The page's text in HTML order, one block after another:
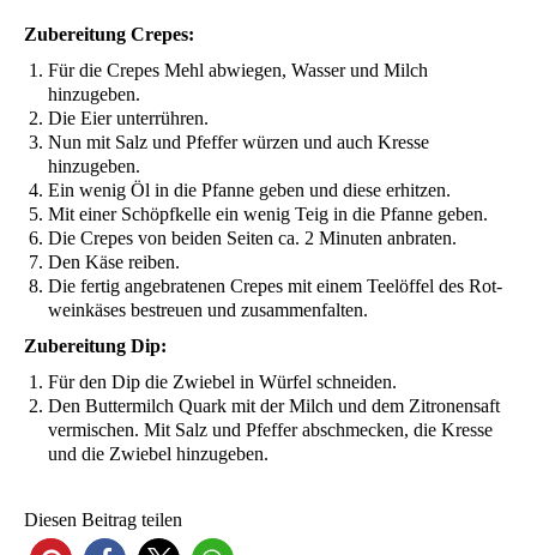
Zube­rei­tung Crepes:
Für die Cre­pes Mehl abwie­gen, Was­ser und Milch
hinzugeben.
Die Eier unterrühren.
Nun mit Salz und Pfef­fer wür­zen und auch Kres­se
hinzugeben.
Ein wenig Öl in die Pfan­ne geben und die­se erhitzen.
Mit einer Schöpf­kel­le ein wenig Teig in die Pfan­ne geben.
Die Cre­pes von bei­den Sei­ten ca. 2 Minu­ten anbraten.
Den Käse reiben.
Die fer­tig ange­bra­te­nen Cre­pes mit einem Tee­löf­fel des Rot­
wein­kä­ses bestreu­en und zusammenfalten.
Zube­rei­tung Dip:
Für den Dip die Zwie­bel in Wür­fel schneiden.
Den But­ter­milch Quark mit der Milch und dem Zitro­nen­saft
ver­mi­schen. Mit Salz und Pfef­fer abschme­cken, die Kres­se
und die Zwie­bel hinzugeben.
Die­sen Bei­trag teilen